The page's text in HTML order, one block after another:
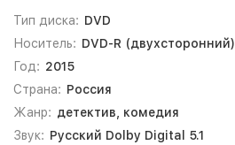
Тип диска: DVD
Носитель: DVD-R (двухсторонний)
Год: 2015
Страна: Россия
Жанр: детектив, комедия
Звук: Русский Dolby Digital 5.1